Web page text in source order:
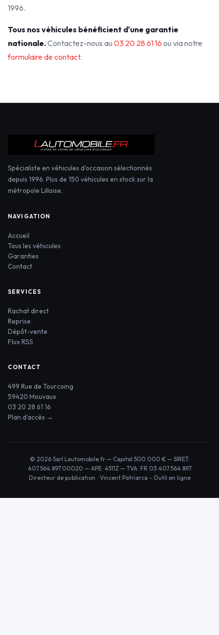
1996.
Tous nos véhicules bénéficient d'une garantie
nationale.Contactez-nous au 03 20 28 61 16 ou via notre
formulaire de contact.
Spécialiste en véhicules d'occasion sélectionnés
depuis 1996. Plus de 150 véhicules en stock sur la
métropole Lilloise.
NAVIGATION
Accueil
Tous les véhicules
Garanties
Contact
SERVICES
Rachat direct
Reprise
Dépôt-vente
Flux RSS
CONTACT
499 Rue de Tourcoing
59420 Mouvaux
03 20 28 61 16
Plan d'accès →
© 2026 Sarl Lautomobile.fr — Capital 500 000 € — SIRET:
407.564.897.00020 — APE: 4511Z — TVA: FR 03.407.564.897
Directeur de publication : Vincent Patriarca - Outil en ligne